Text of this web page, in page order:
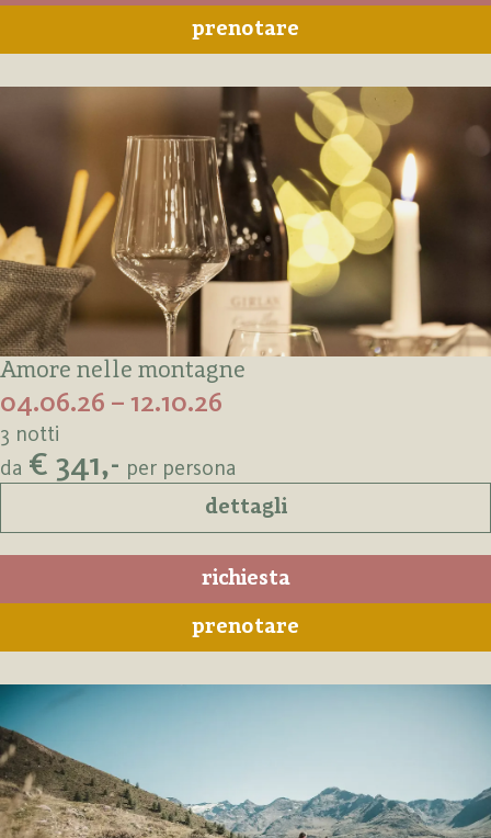
prenotare
Amore nelle montagne
04.06.26 – 12.10.26
3 notti
da € 341,- per persona
dettagli
richiesta
prenotare